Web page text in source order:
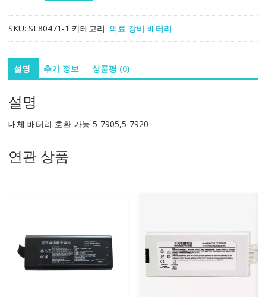
리
환
가
5-
7905,5-
7920
량
SKU: SL80471-1 카테고리: 의료 장비 배터리
설명 추가 정보 상품평 (0)
설명
대체 배터리 호환 가능 5-7905,5-7920
연관 상품